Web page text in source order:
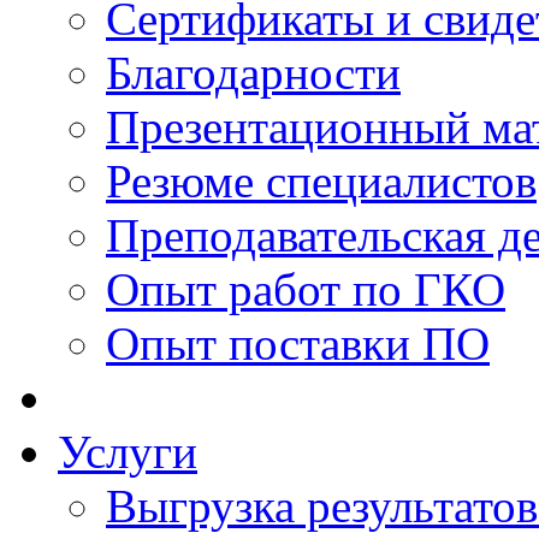
Сертификаты и
Благодарности
Презентационный
Резюме специалистов
Преподавательская
Опыт работ по ГКО
Опыт поставки ПО
Услуги
Выгрузка